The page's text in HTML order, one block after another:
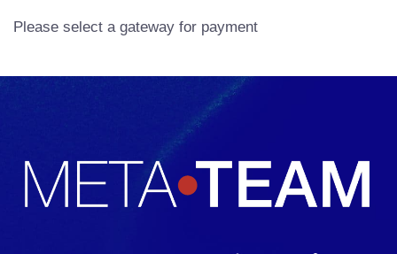
Please select a gateway for payment